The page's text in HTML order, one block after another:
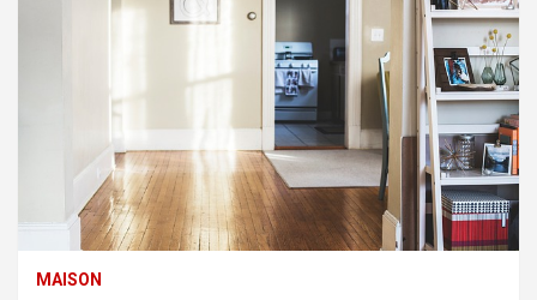
MAISON